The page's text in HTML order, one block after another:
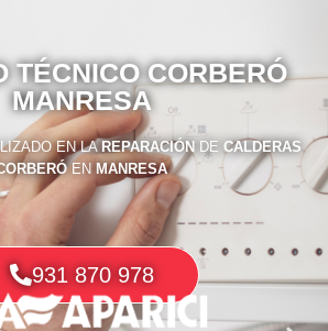
TÉCNICO CORBERÓ
MANRESA
EN LAREPARACIÓN DE CALDERAS
EN MANRESA
931 870 978